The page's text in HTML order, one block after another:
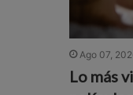
Ago 07,
Lo más